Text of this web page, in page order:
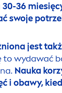
36
swoje
jest
to wydawać
Nauka
i obawy,